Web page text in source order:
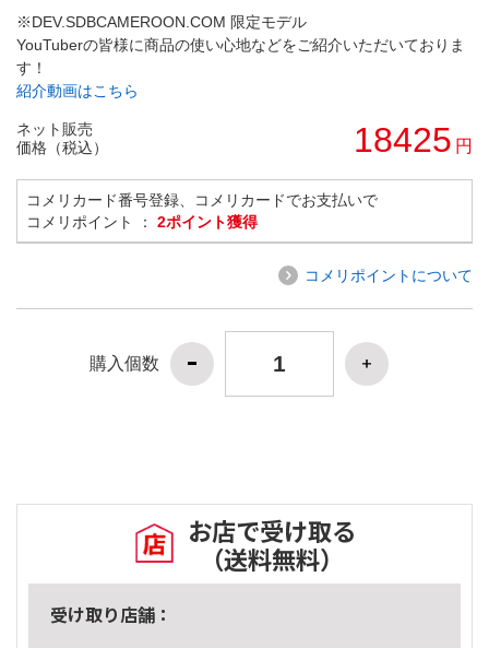
※DEV.SDBCAMEROON.COM 限定モデル
YouTuberの皆様に商品の使い心地などをご紹介いただいておりま
す！
紹介動画はこちら
ネット販売
価格（税込）
18425 円
コメリカード番号登録、コメリカードでお支払いで
コメリポイント ： 2ポイント獲得
コメリポイントについて
購入個数
お店で受け取る
（送料無料）
受け取り店舗：